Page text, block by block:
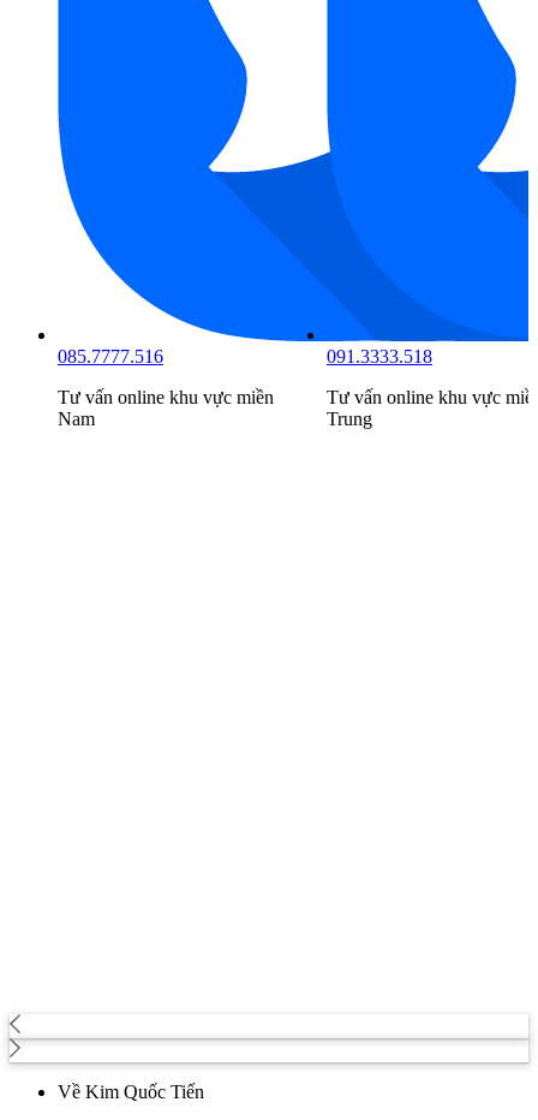
085.7777.516
Tư vấn online khu vực miền
Nam
091.3333.518
Tư vấn online khu vực
Trung
Về Kim Quốc Tiến